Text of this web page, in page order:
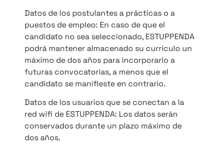
Datos de los postulantes a prácticas o a
puestos de empleo: En caso de que el
candidato no sea seleccionado, ESTUPPENDA
podrá mantener almacenado su currículo un
máximo de dos años para incorporarlo a
futuras convocatorias, a menos que el
candidato se manifieste en contrario.
Datos de los usuarios que se conectan a la
red wifi de ESTUPPENDA: Los datos serán
conservados durante un plazo máximo de
dos años.